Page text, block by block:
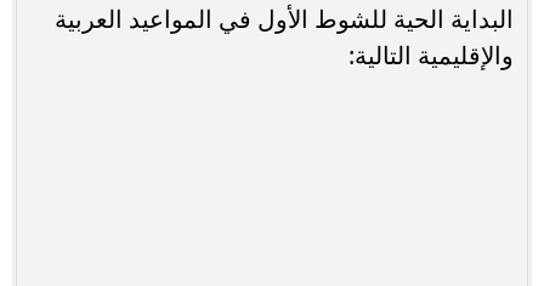
البداية الحية للشوط الأول في المواعيد العربية
والإقليمية التالية: